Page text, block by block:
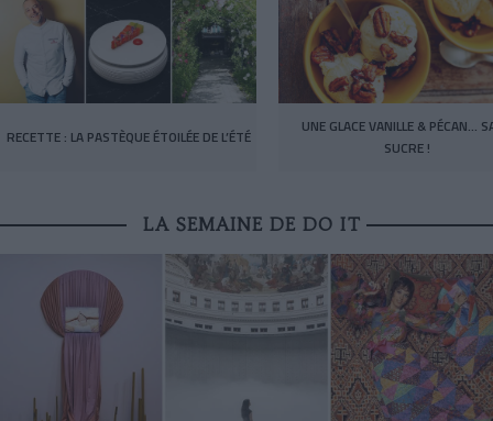
RECETTE : LA PASTÈQUE ÉTOILÉE DE L’ÉTÉ
UNE GLACE VANILLE & PÉCAN…
SUCRE !
LA SEMAINE DE DO IT